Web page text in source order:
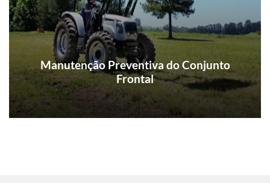
Manutenção Preventiva do Conjunto
Frontal